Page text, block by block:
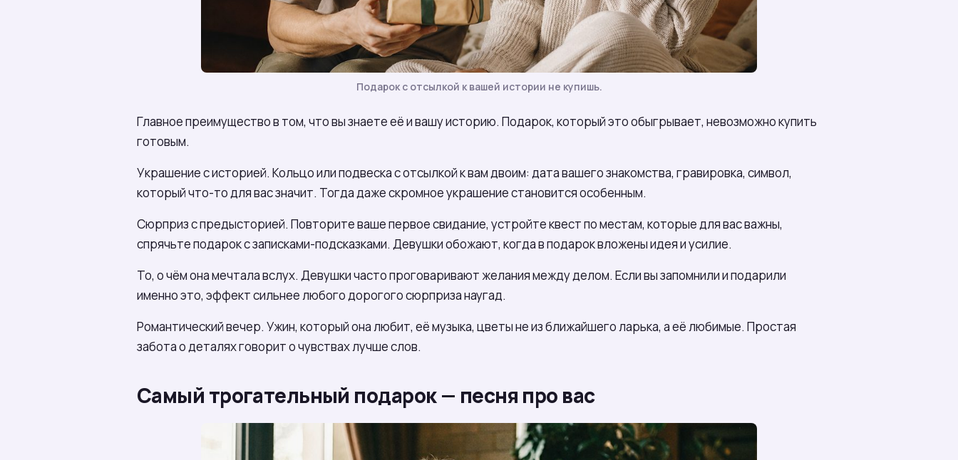
Подарок с отсылкой к вашей истории не купишь.
Главное преимущество в том, что вы знаете её и вашу историю. Подарок, который это обыгрывает, невозможно купить
готовым.
Украшение с историей. Кольцо или подвеска с отсылкой к вам двоим: дата вашего знакомства, гравировка, символ,
который что-то для вас значит. Тогда даже скромное украшение становится особенным.
Сюрприз с предысторией. Повторите ваше первое свидание, устройте квест по местам, которые для вас важны,
спрячьте подарок с записками-подсказками. Девушки обожают, когда в подарок вложены идея и усилие.
То, о чём она мечтала вслух. Девушки часто проговаривают желания между делом. Если вы запомнили и подарили
именно это, эффект сильнее любого дорогого сюрприза наугад.
Романтический вечер. Ужин, который она любит, её музыка, цветы не из ближайшего ларька, а её любимые. Простая
забота о деталях говорит о чувствах лучше слов.
Самый трогательный подарок — песня про вас